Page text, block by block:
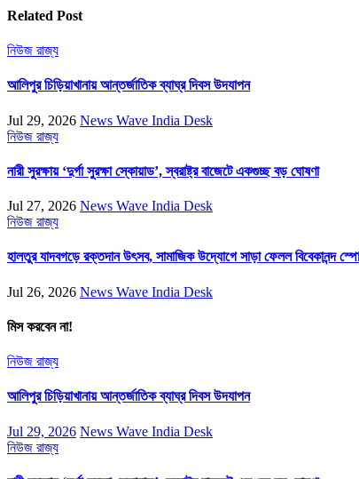
Related Post
নিউজ রাজ্য
আলিপুর চিড়িয়াখানায় আন্তর্জাতিক ব্যাঘ্র দিবস উদযাপন
Jul 29, 2026 News Wave India Desk
নিউজ রাজ্য
নারী সুরক্ষায় ‘দুর্গা সুরক্ষা স্কোয়াড’, স্বরাষ্ট্র বাজেটে একগুচ্ছ বড় ঘোষণা
Jul 27, 2026 News Wave India Desk
নিউজ রাজ্য
হালতুর যাদবগড়ে রক্তদান উৎসব, সামাজিক উদ্যোগে সাড়া ফেলল বিবেকানন্দ
Jul 26, 2026 News Wave India Desk
মিস করবেন না!
নিউজ রাজ্য
আলিপুর চিড়িয়াখানায় আন্তর্জাতিক ব্যাঘ্র দিবস উদযাপন
Jul 29, 2026 News Wave India Desk
নিউজ রাজ্য